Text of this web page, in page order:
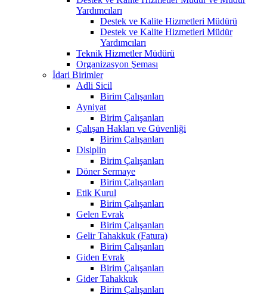
Yardımcıları
Destek ve Kalite Hizmetleri Müdürü
Destek ve Kalite Hizmetleri Müdür
Yardımcıları
Teknik Hizmetler Müdürü
Organizasyon Şeması
İdari Birimler
Adli Sicil
Birim Çalışanları
Ayniyat
Birim Çalışanları
Çalışan Hakları ve Güvenliği
Birim Çalışanları
Disiplin
Birim Çalışanları
Döner Sermaye
Birim Çalışanları
Etik Kurul
Birim Çalışanları
Gelen Evrak
Birim Çalışanları
Gelir Tahakkuk (Fatura)
Birim Çalışanları
Giden Evrak
Birim Çalışanları
Gider Tahakkuk
Birim Çalışanları